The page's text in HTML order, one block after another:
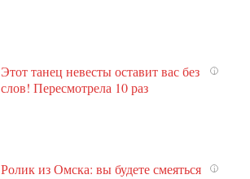
i
Этот танец невесты оставит вас без
слов! Пересмотрела 10 раз
i
Ролик из Омска: вы будете смеяться